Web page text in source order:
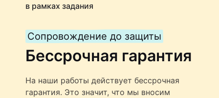
в рамках задания
Сопровождение до защиты
Бессрочная гарантия
На наши работы действует бессрочная
гарантия. Это значит, что мы вносим